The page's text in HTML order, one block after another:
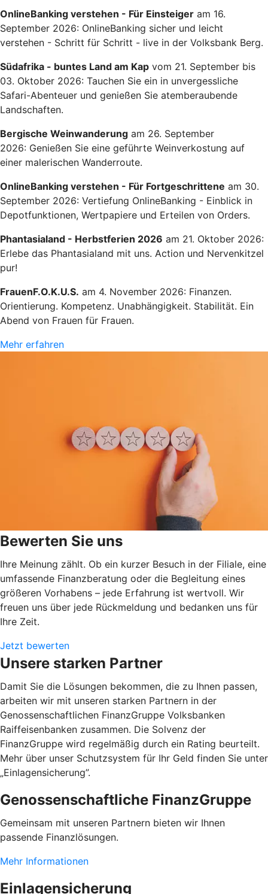
OnlineBanking verstehen - Für Einsteiger am 16.
September 2026: OnlineBanking sicher und leicht
verstehen - Schritt für Schritt - live in der Volksbank Berg.
Südafrika - buntes Land am Kap vom 21. September bis
03. Oktober 2026: Tauchen Sie ein in unvergessliche
Safari-Abenteuer und genießen Sie atemberaubende
Landschaften.
Bergische Weinwanderung am 26. September
2026: Genießen Sie eine geführte Weinverkostung auf
einer malerischen Wanderroute.
OnlineBanking verstehen - Für Fortgeschrittene am 30.
September 2026: Vertiefung OnlineBanking - Einblick in
Depotfunktionen, Wertpapiere und Erteilen von Orders.
Phantasialand - Herbstferien 2026 am 21. Oktober 2026:
Erlebe das Phantasialand mit uns. Action und Nervenkitzel
pur!
FrauenF.O.K.U.S. am 4. November 2026: Finanzen.
Orientierung. Kompetenz. Unabhängigkeit. Stabilität. Ein
Abend von Frauen für Frauen.
Mehr erfahren
Bewerten Sie uns
Ihre Meinung zählt. Ob ein kurzer Besuch in der Filiale, eine
umfassende Finanzberatung oder die Begleitung eines
größeren Vorhabens – jede Erfahrung ist wertvoll. Wir
freuen uns über jede Rückmeldung und bedanken uns für
Ihre Zeit.
Jetzt bewerten
Unsere starken Partner
Damit Sie die Lösungen bekommen, die zu Ihnen passen,
arbeiten wir mit unseren starken Partnern in der
Genossenschaftlichen FinanzGruppe Volksbanken
Raiffeisenbanken zusammen. Die Solvenz der
FinanzGruppe wird regelmäßig durch ein Rating beurteilt.
Mehr über unser Schutzsystem für Ihr Geld finden Sie unter
„Einlagensicherung”.
Genossenschaftliche FinanzGruppe
Gemeinsam mit unseren Partnern bieten wir Ihnen
passende Finanzlösungen.
Mehr Informationen
Einlagensicherung